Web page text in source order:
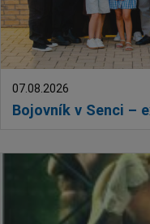
Bojovník v Senci –
07.08.2026